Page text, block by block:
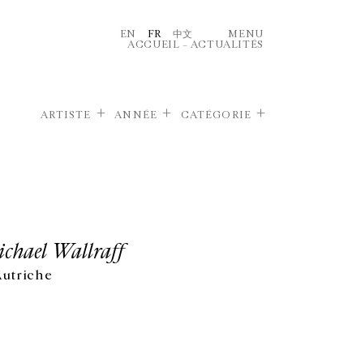
EN FR 中文
MENU
ACCUEIL – ACTUALITÉS
ARTISTE ANNÉE CATÉGORIE
Wallraff